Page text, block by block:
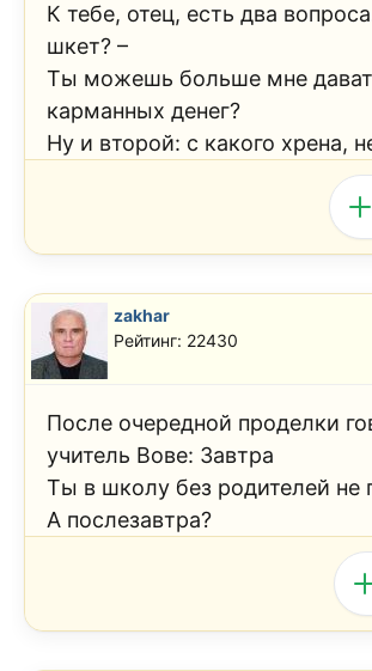
К тебе, отец, есть два
шкет? –
Ты можешь больше мне
карманных денег?
Ну и второй: с какого хрена,
zakhar
Рейтинг: 22430
После очередной проделки
учитель Вове: Завтра
Ты в школу без родителей не
А послезавтра?